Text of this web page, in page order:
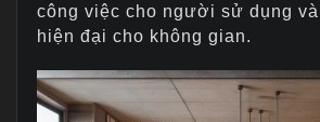
công việc cho người sử dụng
hiện đại cho không gian.